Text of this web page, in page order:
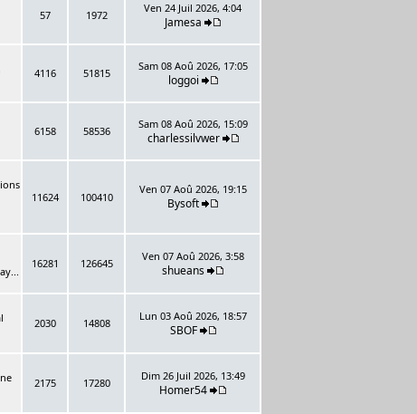
57 1972
Ven 24 Juil 2026, 4:04
Jamesa
4116 51815
Sam 08 Aoû 2026, 17:05
loggoi
6158 58536
Sam 08 Aoû 2026, 15:09
charlessilvwer
11624 100410
Ven 07 Aoû 2026, 19:15
Bysoft
16281 126645
Ven 07 Aoû 2026, 3:58
shueans
2030 14808
Lun 03 Aoû 2026, 18:57
SBOF
2175 17280
Dim 26 Juil 2026, 13:49
Homer54